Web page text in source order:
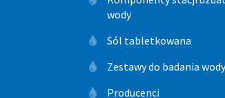
wody
Sól tabletkowana
Zestawy do badania
Producenci